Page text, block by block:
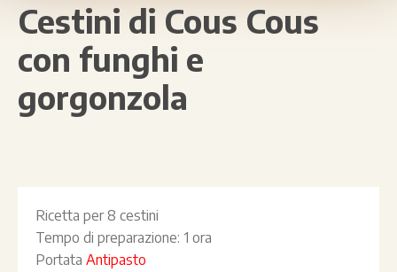
Cestini di Cous Cous
con funghi e
gorgonzola
Ricetta per8 cestini
Tempo di preparazione: 1 ora
Portata Antipasto